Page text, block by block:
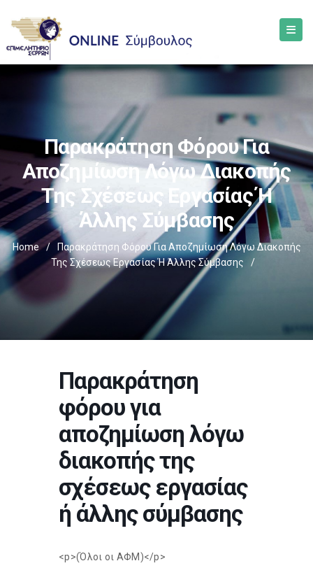
Παρακράτηση Φόρου Για
Αποζημίωση Λόγω Διακοπής
Της Σχέσεως Εργασίας Ή
Άλλης Σύμβασης
Home /
Παρακράτηση Φόρου Για Αποζημίωση Λόγω Διακοπής
Της Σχέσεως Εργασίας Ή Άλλης Σύμβασης
/
Παρακράτηση
φόρου για
αποζημίωση λόγω
διακοπής της
σχέσεως εργασίας
ή άλλης σύμβασης
<p>(Όλοι οι ΑΦΜ)</p>